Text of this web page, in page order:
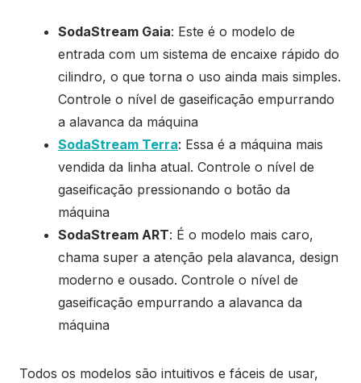
SodaStream Gaia: Este é o modelo de
entrada com um sistema de encaixe rápido do
cilindro, o que torna o uso ainda mais simples.
Controle o nível de gaseificação empurrando
a alavanca da máquina
SodaStream Terra: Essa é a máquina mais
vendida da linha atual. Controle o nível de
gaseificação pressionando o botão da
máquina
SodaStream ART: É o modelo mais caro,
chama super a atenção pela alavanca, design
moderno e ousado. Controle o nível de
gaseificação empurrando a alavanca da
máquina
Todos os modelos são intuitivos e fáceis de usar,